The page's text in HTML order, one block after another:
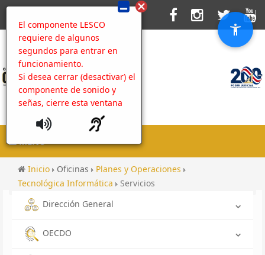
El componente LESCO
requiere de algunos
segundos para entrar en
funcionamiento.
Si desea cerrar (desactivar) el
componente de sonido y
señas, cierre esta ventana
MENU
Inicio Oficinas
Planes y Operaciones
Tecnológica Informática
Servicios
Dirección General
OECDO